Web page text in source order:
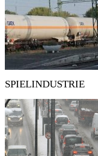
SPIELINDUSTRIE